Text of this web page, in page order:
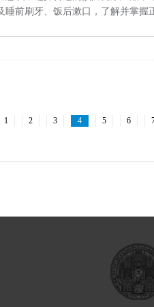
前刷牙、饭后漱口，了解并掌
1 2 3 4 5 6